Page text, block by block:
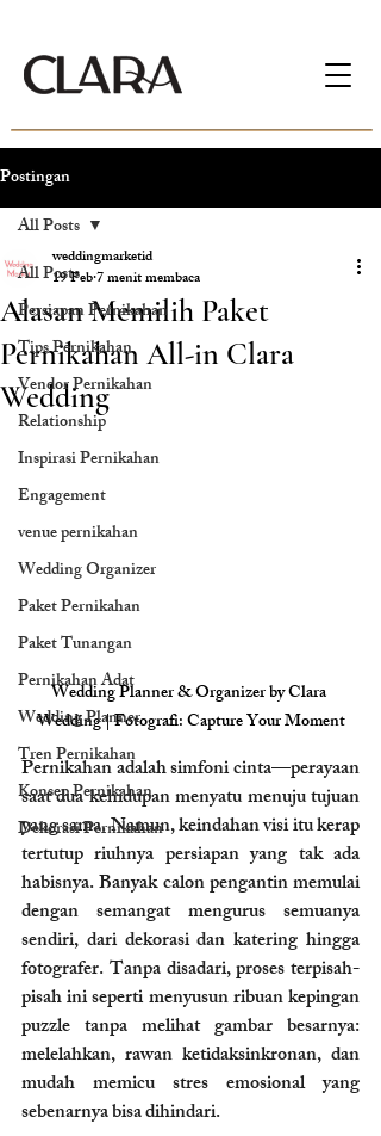
Postingan
All Posts
Persiapan Pernikahan
Tips Pernikahan
Vendor Pernikahan
Relationship
Inspirasi Pernikahan
Engagement
venue pernikahan
Wedding Organizer
Paket Pernikahan
Paket Tunangan
Pernikahan Adat
Wedding Planner
Tren Pernikahan
Konsep Pernikahan
Dekorasi Pernikahan
All Posts
Alasan Memilih Paket
Pernikahan All-in Clara
Wedding
weddingmarketid
19 Feb7 menit membaca
Wedding Planner & Organizer by Clara
Wedding | Fotografi: Capture Your Moment
Pernikahan adalah simfoni cinta—perayaan
saat dua kehidupan menyatu menuju tujuan
yang sama. Namun, keindahan visi itu kerap
tertutup riuhnya persiapan yang tak ada
habisnya. Banyak calon pengantin memulai
dengan semangat mengurus semuanya
sendiri, dari dekorasi dan katering hingga
fotografer. Tanpa disadari, proses terpisah-
pisah ini seperti menyusun ribuan kepingan
puzzle tanpa melihat gambar besarnya:
melelahkan, rawan ketidaksinkronan, dan
mudah memicu stres emosional yang
sebenarnya bisa dihindari.